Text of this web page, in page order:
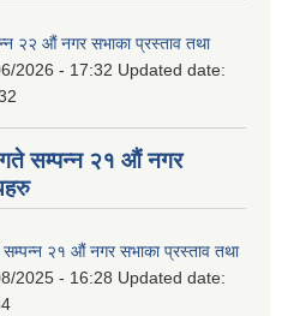
२२ औं नगर सभाका प्रस्ताव तथा
2026 - 17:32 Updated date:
सम्पन्न २१ औं नगर
२१ औं नगर सभाका प्रस्ताव तथा
2025 - 16:28 Updated date: